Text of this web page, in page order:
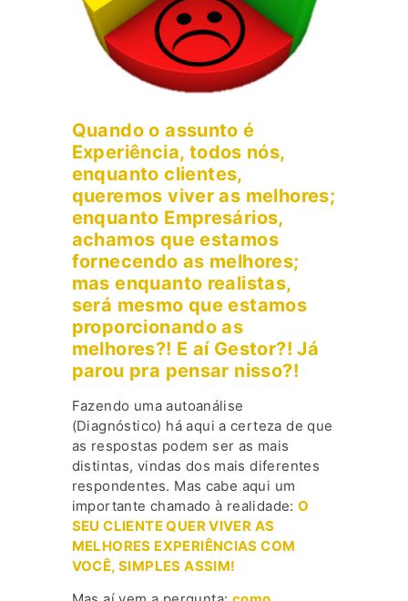
Quando o assunto é
Experiência, todos nós,
enquanto clientes,
queremos viver as melhores;
enquanto Empresários,
achamos que estamos
fornecendo as melhores;
mas enquanto realistas,
será mesmo que estamos
proporcionando as
melhores?! E aí Gestor?! Já
parou pra pensar nisso?!
Fazendo uma autoanálise
(Diagnóstico) há aqui a certeza de que
as respostas podem ser as mais
distintas, vindas dos mais diferentes
respondentes. Mas cabe aqui um
importante chamado à realidade: O
SEU CLIENTE QUER VIVER AS
MELHORES EXPERIÊNCIAS COM
VOCÊ, SIMPLES ASSIM!